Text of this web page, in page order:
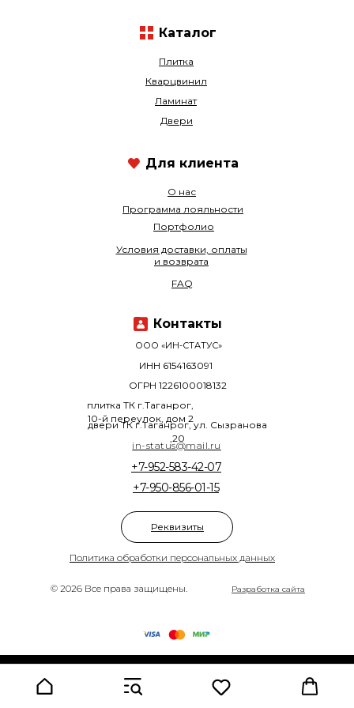
© 2026 Все права защищены.
Политика обработки персональных данных
Плитка
Кварцвинил
+7-950-856-01-15
+7-952-583-42-07
О нас
Ламинат
Программа лояльности
Двери
Портфолио
ООО «ИН-СТАТУС»
плитка ТК г.Таганрог,
10-й переулок, дом 2
двери ТК г.Таганрог, ул. Сызранова
,20
ОГРН 1226100018132
ИНН 6154163091
Разработка сайта
Условия доставки, оплаты
и возврата
FAQ
Каталог
in-status@mail.ru
Контакты
Для клиента
Реквизиты
Made on Tilda